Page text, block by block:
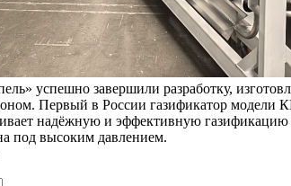
успешно завершили разработку,
Первый в России газификатор модели
надёжную и эффективную
под высоким давлением.